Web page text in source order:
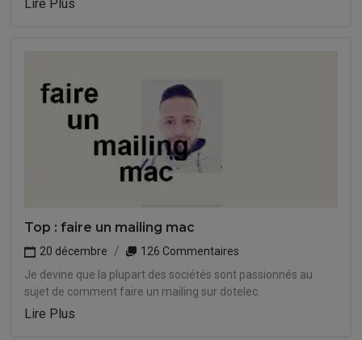
Lire Plus
Top : faire un mailing mac
20 décembre
126 Commentaires
Je devine que la plupart des sociétés sont passionnés au
sujet de comment faire un mailing sur dotelec.
Lire Plus